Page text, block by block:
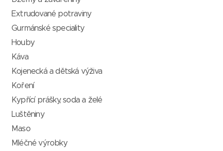
Extrudované potraviny
Gurmánské speciality
Houby
Káva
Kojenecká a dětská výživa
Koření
Kypřící prášky, soda a želé
Luštěniny
Maso
Mléčné výrobky